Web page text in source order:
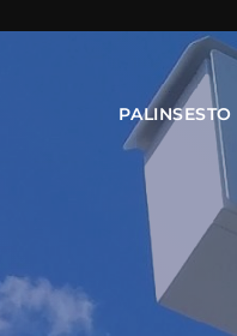
PALINSESTO